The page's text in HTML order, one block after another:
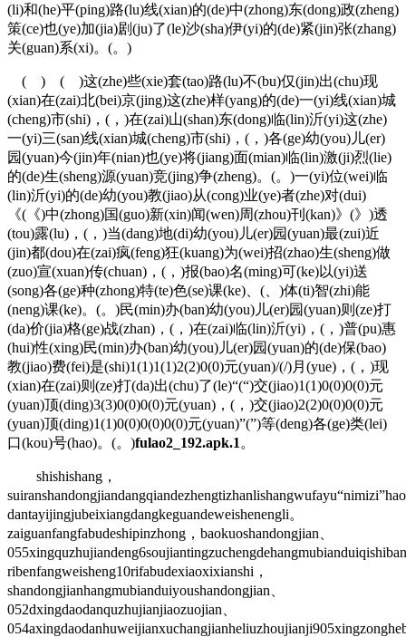
(li)和(he)平(ping)路(lu)线(xian)的(de)中(zhong)东(dong)政(zheng)
策(ce)也(ye)加(jia)剧(ju)了(le)沙(sha)伊(yi)的(de)紧(jin)张(zhang)
关(guan)系(xi)。(。)
( ) ( )这(zhe)些(xie)套(tao)路(lu)不(bu)仅(jin)出(chu)现
(xian)在(zai)北(bei)京(jing)这(zhe)样(yang)的(de)一(yi)线(xian)城
(cheng)市(shi)，(，)在(zai)山(shan)东(dong)临(lin)沂(yi)这(zhe)
一(yi)三(san)线(xian)城(cheng)市(shi)，(，)各(ge)幼(you)儿(er)
园(yuan)今(jin)年(nian)也(ye)将(jiang)面(mian)临(lin)激(ji)烈(lie)
的(de)生(sheng)源(yuan)竞(jing)争(zheng)。(。)一(yi)位(wei)临
(lin)沂(yi)的(de)幼(you)教(jiao)从(cong)业(ye)者(zhe)对(dui)
《(《)中(zhong)国(guo)新(xin)闻(wen)周(zhou)刊(kan)》(》)透
(tou)露(lu)，(，)当(dang)地(di)幼(you)儿(er)园(yuan)最(zui)近
(jin)都(dou)在(zai)疯(feng)狂(kuang)为(wei)招(zhao)生(sheng)做
(zuo)宣(xuan)传(chuan)，(，)报(bao)名(ming)可(ke)以(yi)送
(song)各(ge)种(zhong)特(te)色(se)课(ke)、(、)体(ti)智(zhi)能
(neng)课(ke)。(。)民(min)办(ban)幼(you)儿(er)园(yuan)则(ze)打
(da)价(jia)格(ge)战(zhan)，(，)在(zai)临(lin)沂(yi)，(，)普(pu)惠
(hui)性(xing)民(min)办(ban)幼(you)儿(er)园(yuan)的(de)保(bao)
教(jiao)费(fei)是(shi)1(1)1(1)2(2)0(0)元(yuan)/(/)月(yue)，(，)现
(xian)在(zai)则(ze)打(da)出(chu)了(le)“(“)交(jiao)1(1)0(0)0(0)元
(yuan)顶(ding)3(3)0(0)0(0)元(yuan)，(，)交(jiao)2(2)0(0)0(0)元
(yuan)顶(ding)1(1)0(0)0(0)0(0)元(yuan)”(”)等(deng)各(ge)类(lei)
口(kou)号(hao)。(。)fulao2_192.apk.1 。
shishishang，
dantayijingjubeixiangdangkeguandeweishenengli。
zaiguanfangfabudeshipinzhong，baokuoshandongjian、
ribenfangweisheng10rifabudexiaoxixianshi，
shandongjianhangmubianduiyoushandongjian、
052dxingdaodanquzhujianjiaozuojian、